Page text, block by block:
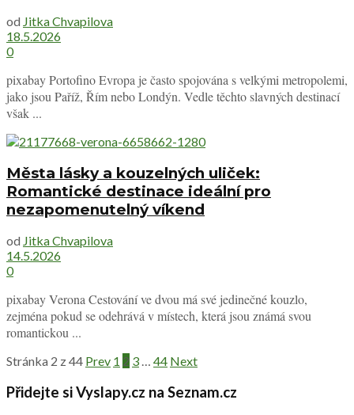
od Jitka Chvapilova
18.5.2026
0
pixabay Portofino Evropa je často spojována s velkými metropolemi,
jako jsou Paříž, Řím nebo Londýn. Vedle těchto slavných destinací
však ...
Města lásky a kouzelných uliček:
Romantické destinace ideální pro
nezapomenutelný víkend
od Jitka Chvapilova
14.5.2026
0
pixabay Verona Cestování ve dvou má své jedinečné kouzlo,
zejména pokud se odehrává v místech, která jsou známá svou
romantickou ...
Stránka 2 z 44 Prev 1 2 3 … 44 Next
Přidejte si Vyslapy.cz na Seznam.cz